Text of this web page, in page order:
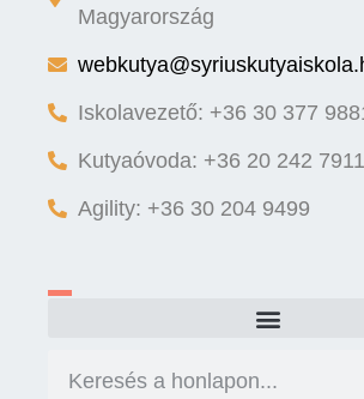
Magyarország
Iskolavezető: +36 30 377
Kutyaóvoda: +36 20 242 7911
Agility: +36 30 204 9499